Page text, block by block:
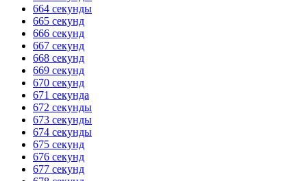
664 секунды
665 секунд
666 секунд
667 секунд
668 секунд
669 секунд
670 секунд
671 секунда
672 секунды
673 секунды
674 секунды
675 секунд
676 секунд
677 секунд